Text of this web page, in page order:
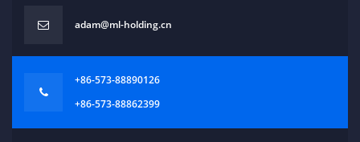
adam@ml-holding.cn
+86-573-88890126
+86-573-88862399